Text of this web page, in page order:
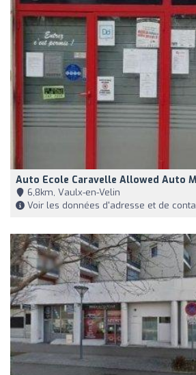
Auto Ecole Caravelle Allowed Auto
6,8km, Vaulx-en-Velin
Voir les données d'adresse et de